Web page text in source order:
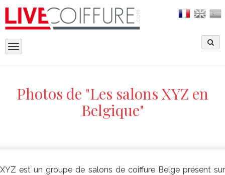
Toggle
Photos de "Les salons XYZ en
Belgique"
XYZ est un groupe de salons de coiffure Belge présent sur